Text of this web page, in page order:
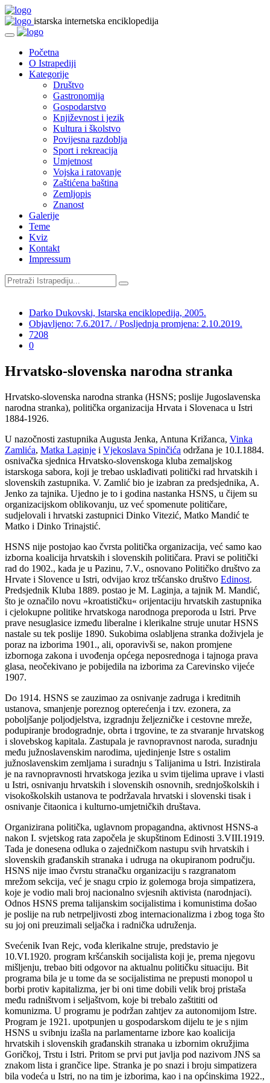
istarska internetska enciklopedija
Početna
O Istrapediji
Kategorije
Društvo
Gastronomija
Gospodarstvo
Književnost i jezik
Kultura i školstvo
Povijesna razdoblja
Sport i rekreacija
Umjetnost
Vojska i ratovanje
Zaštićena baština
Zemljopis
Znanost
Galerije
Teme
Kviz
Kontakt
Impressum
Darko Dukovski, Istarska enciklopedija, 2005.
Objavljeno: 7.6.2017. / Posljednja promjena: 2.10.2019.
7208
0
Hrvatsko-slovenska narodna stranka
Hrvatsko-slovenska narodna stranka (HSNS; poslije Jugoslavenska
narodna stranka), politička organizacija Hrvata i Slovenaca u Istri
1884-1926.
U nazočnosti zastupnika Augusta Jenka, Antuna Križanca, Vinka
Zamlića, Matka Laginje i Vjekoslava Spinčića održana je 10.I.1884.
osnivačka sjednica Hrvatsko-slovenskoga kluba zemaljskog
istarskoga sabora, koji je trebao usklađivati politički rad hrvatskih i
slovenskih zastupnika. V. Zamlić bio je izabran za predsjednika, A.
Jenko za tajnika. Ujedno je to i godina nastanka HSNS, u čijem su
organizacijskom oblikovanju, uz već spomenute političare,
sudjelovali i hrvatski zastupnici Dinko Vitezić, Matko Mandić te
Matko i Dinko Trinajstić.
HSNS nije postojao kao čvrsta politička organizacija, već samo kao
izborna koalicija hrvatskih i slovenskih političara. Pravi se politički
rad do 1902., kada je u Pazinu, 7.V., osnovano Političko društvo za
Hrvate i Slovence u Istri, odvijao kroz tršćansko društvo Edinost.
Predsjednik Kluba 1889. postao je M. Laginja, a tajnik M. Mandić,
što je označilo novu »kroatističku« orijentaciju hrvatskih zastupnika
i cjelokupne politike hrvatskoga narodnoga preporoda u Istri. Prve
prave nesuglasice između liberalne i klerikalne struje unutar HSNS
nastale su tek poslije 1890. Sukobima oslabljena stranka doživjela je
poraz na izborima 1901., ali, oporavivši se, nakon promjene
izbornoga zakona i uvođenja općega neposrednoga i tajnoga prava
glasa, neočekivano je pobijedila na izborima za Carevinsko vijeće
1907.
Do 1914. HSNS se zauzimao za osnivanje zadruga i kreditnih
ustanova, smanjenje poreznog opterećenja i tzv. ezonera, za
poboljšanje poljodjelstva, izgradnju željezničke i cestovne mreže,
podupiranje brodogradnje, obrta i trgovine, te za stvaranje hrvatskog
i slovebskog kapitala. Zastupala je ravnopravnost naroda, suradnju
među južnoslavenskim narodima, ujedinjenje Istre s ostalim
južnoslavenskim zemljama i suradnju s Talijanima u Istri. Inzistirala
je na ravnopravnosti hrvatskoga jezika u svim tijelima uprave i vlasti
u Istri, osnivanju hrvatskih i slovenskih osnovnih, srednjoškolskih i
visokoškolskih ustanova te podržavala hrvatski i slovenski tisak i
osnivanje čitaonica i kulturno-umjetničkih društava.
Organizirana politička, uglavnom propagandna, aktivnost HSNS-a
nakon I. svjetskog rata započela je skupštinom Edinosti 3.VIII.1919.
Tada je donesena odluka o zajedničkom nastupu svih hrvatskih i
slovenskih građanskih stranaka i udruga na okupiranom području.
HSNS nije imao čvrstu stranačku organizaciju s razgranatom
mrežom sekcija, već je snagu crpio iz golemoga broja simpatizera,
koje je vodio mali broj nacionalno svjesnih aktivista (narodnjaci).
Odnos HSNS prema talijanskim socijalistima i komunistima došao
je poslije na rub netrpeljivosti zbog internacionalizma i zbog toga što
su joj oni preuzimali seljačka i radnička udruženja.
Svećenik Ivan Rejc, vođa klerikalne struje, predstavio je
10.VI.1920. program kršćanskih socijalista koji je, prema njegovu
mišljenju, trebao biti odgovor na aktualnu političku situaciju. Bit
programa bila je u tome da se socijalistima ne prepusti monopol u
borbi protiv kapitalizma, jer bi oni time dobili velik broj pristaša
među radništvom i seljaštvom, koje bi trebalo zaštititi od
komunizma. U programu je podržan zahtjev za autonomijom Istre.
Program je 1921. upotpunjen u gospodarskom dijelu te je s njim
HSNS u svibnju izašla na parlamentarne izbore kao koalicija
hrvatskih i slovenskih građanskih stranaka u izbornim okružjima
Goričkoj, Trstu i Istri. Pritom se prvi put javlja pod nazivom JNS sa
znakom lista i grančice lipe. Stranka je po snazi i broju simpatizera
bila vodeća u Istri, no na tim je izborima, kao i na općinskima 1922.,